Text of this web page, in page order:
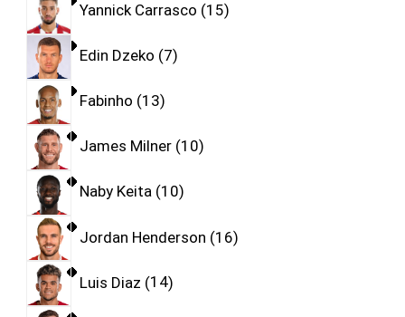
Yannick Carrasco 15
Edin Dzeko 7
Fabinho 13
James Milner 10
Naby Keita 10
Jordan Henderson 16
Luis Diaz 14